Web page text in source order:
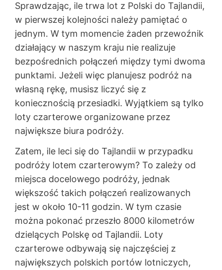
Sprawdzając, ile trwa lot z Polski do Tajlandii,
w pierwszej kolejności należy pamiętać o
jednym. W tym momencie żaden przewoźnik
działający w naszym kraju nie realizuje
bezpośrednich połączeń między tymi dwoma
punktami. Jeżeli więc planujesz podróż na
własną rękę, musisz liczyć się z
koniecznością przesiadki. Wyjątkiem są tylko
loty czarterowe organizowane przez
największe biura podróży.
Zatem, ile leci się do Tajlandii w przypadku
podróży lotem czarterowym? To zależy od
miejsca docelowego podróży, jednak
większość takich połączeń realizowanych
jest w około 10-11 godzin. W tym czasie
można pokonać przeszło 8000 kilometrów
dzielących Polskę od Tajlandii. Loty
czarterowe odbywają się najczęściej z
największych polskich portów lotniczych,